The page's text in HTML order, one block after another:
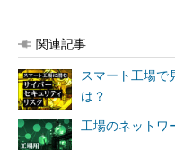
関連記事
スマート工場で
は？
工場のネットワ